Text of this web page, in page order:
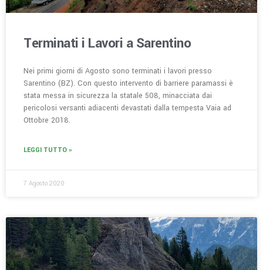
Terminati i Lavori a Sarentino
Nei primi giorni di Agosto sono terminati i lavori presso
Sarentino (BZ). Con questo intervento di barriere paramassi è
stata messa in sicurezza la statale 508, minacciata dai
pericolosi versanti adiacenti devastati dalla tempesta Vaia ad
Ottobre 2018.
LEGGI TUTTO »
7 Agosto 2020